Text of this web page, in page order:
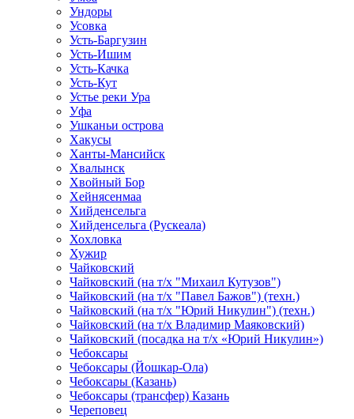
Ундоры
Усовка
Усть-Баргузин
Усть-Ишим
Усть-Качка
Усть-Кут
Устье реки Ура
Уфа
Ушканьи острова
Хакусы
Ханты-Мансийск
Хвалынск
Хвойный Бор
Хейнясенмаа
Хийденсельга
Хийденсельга (Рускеала)
Хохловка
Хужир
Чайковский
Чайковский (на т/х "Михаил Кутузов")
Чайковский (на т/х "Павел Бажов") (техн.)
Чайковский (на т/х "Юрий Никулин") (техн.)
Чайковский (на т/х Владимир Маяковский)
Чайковский (посадка на т/х «Юрий Никулин»)
Чебоксары
Чебоксары (Йошкар-Ола)
Чебоксары (Казань)
Чебоксары (трансфер) Казань
Череповец